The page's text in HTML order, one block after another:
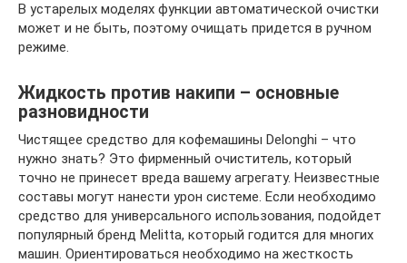
В устарелых моделях функции автоматической очистки
может и не быть, поэтому очищать придется в ручном
режиме.
Жидкость против накипи – основные
разновидности
Чистящее средство для кофемашины Delonghi – что
нужно знать? Это фирменный очиститель, который
точно не принесет вреда вашему агрегату. Неизвестные
составы могут нанести урон системе. Если необходимо
средство для универсального использования, подойдет
популярный бренд Melitta, который годится для многих
машин. Ориентироваться необходимо на жесткость